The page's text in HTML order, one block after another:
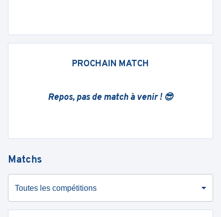
PROCHAIN MATCH
Repos, pas de match à venir ! 😎
Matchs
Toutes les compétitions